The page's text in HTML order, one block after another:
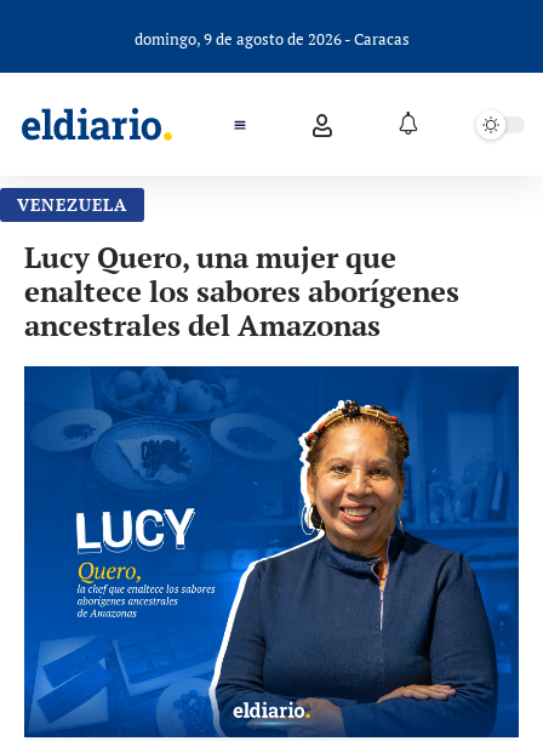
domingo, 9 de agosto de 2026 - Caracas
VENEZUELA
Lucy Quero, una mujer que
enaltece los sabores aborígenes
ancestrales del Amazonas